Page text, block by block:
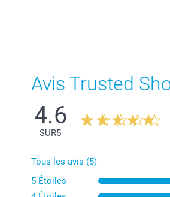
Avis Trusted
4.6
SUR5
Tous les avis (5)
5 Étoiles